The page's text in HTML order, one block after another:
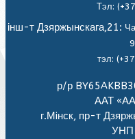
Тэл:
інш-т Дзяржынскага,21:
тэл:
р/р
ААТ
г.Мiнск, пр-т